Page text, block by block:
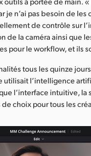
n’ai pas besoin de les
de contrôle sur
de la caméra ainsi que
pour le workflow, et ils
tous les quinze
utilisait l’intelligence
l’interface intuitive,
choix pour tous les